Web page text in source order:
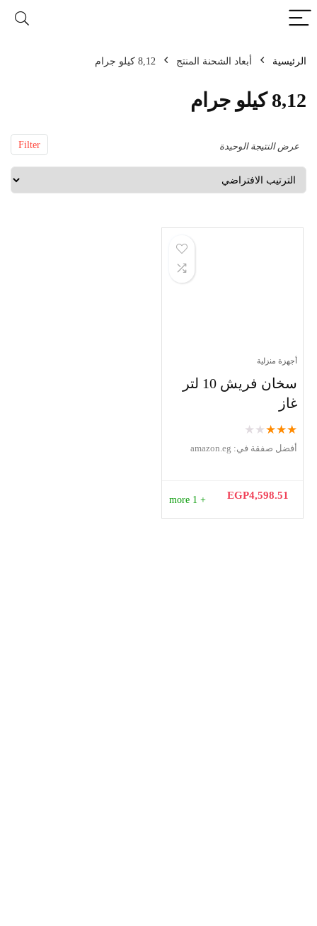
الرئيسية أبعاد الشحنة المنتج 8,12 كيلو جرام
8,12 كيلو جرام
Filter عرض النتيجة الوحيدة
أجهزة منزلية
سخان فريش 10 لتر
غاز
★
★
★
★
★
أفضل صفقة في: amazon.eg
EGP4,598.51
+ 1 more